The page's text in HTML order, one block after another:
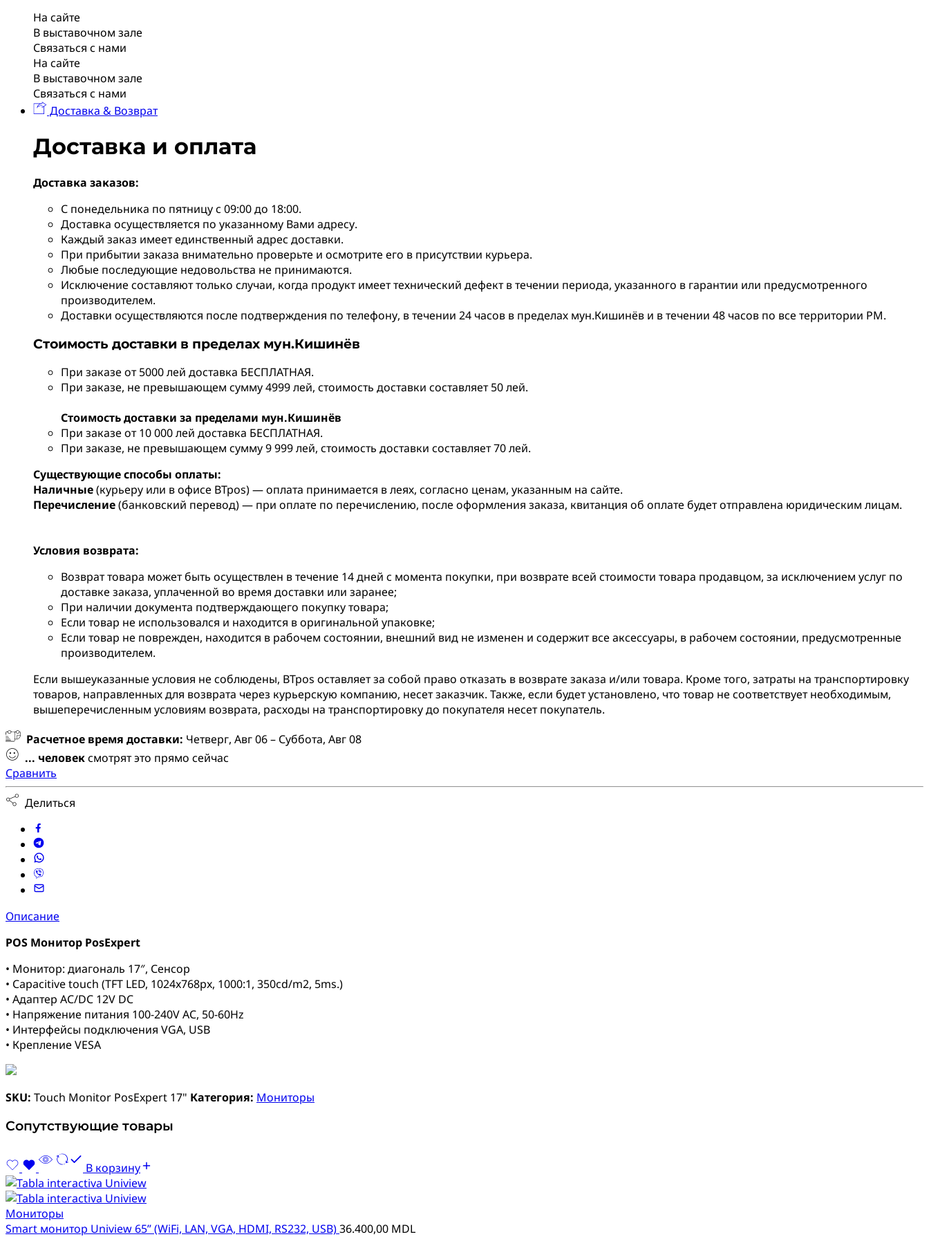
На сайте
В выставочном зале
Связаться с нами
На сайте
В выставочном зале
Связаться с нами
Доставка & Возврат
Доставка и оплата
Доставка заказов:
С понедельника по пятницу с 09:00 до 18:00.
Доставка осуществляется по указанному Вами адресу.
Каждый заказ имеет единственный адрес доставки.
При прибытии заказа внимательно проверьте и осмотрите его в присутствии курьера.
Любые последующие недовольства не принимаются.
Исключение составляют только случаи, когда продукт имеет технический дефект в течении периода, указанного в гарантии или предусмотренного
производителем.
Доставки осуществляются после подтверждения по телефону, в течении 24 часов в пределах мун.Кишинёв и в течении 48 часов по все территории РМ.
Стоимость доставки в пределах мун.Кишинёв
При заказе от 5000 лей доставка БЕСПЛАТНАЯ.
При заказе, не превышающем сумму 4999 лей, стоимость доставки составляет 50 лей.
Стоимость доставки за пределами мун.Кишинёв
При заказе от 10 000 лей доставка БЕСПЛАТНАЯ.
При заказе, не превышающем сумму 9 999 лей, стоимость доставки составляет 70 лей.
Существующие способы оплаты:
Наличные(курьеру или в офисе BTpos) — оплата принимается в леях, согласно ценам, указанным на сайте.
Перечисление(банковский перевод) — при оплате по перечислению, после оформления заказа, квитанция об оплате будет отправлена юридическим лицам.
Условия возврата:
Возврат товара может быть осуществлен в течение 14 дней с момента покупки, при возврате всей стоимости товара продавцом, за исключением услуг по
доставке заказа, уплаченной во время доставки или заранее;
При наличии документа подтверждающего покупку товара;
Если товар не использовался и находится в оригинальной упаковке;
Если товар не поврежден, находится в рабочем состоянии, внешний вид не изменен и содержит все аксессуары, в рабочем состоянии, предусмотренные
производителем.
Если вышеуказанные условия не соблюдены, BTpos оставляет за собой право отказать в возврате заказа и/или товара. Кроме того, затраты на транспортировку
товаров, направленных для возврата через курьерскую компанию, несет заказчик. Также, если будет установлено, что товар не соответствует необходимым,
вышеперечисленным условиям возврата, расходы на транспортировку до покупателя несет покупатель.
Расчетное время доставки: Четверг, Авг 06 – Суббота, Авг 08
... человексмотрят это прямо сейчас
Сравнить
Делиться
Описание
POS Монитор PosExpert
• Монитор: диагональ 17″, Сенсор
• Capacitive touch (TFT LED, 1024x768px, 1000:1, 350cd/m2, 5ms.)
• Адаптер AC/DC 12V DC
• Напряжение питания 100-240V AC, 50-60Hz
• Интерфейсы подключения VGA, USB
• Крепление VESA
SKU: Touch Monitor PosExpert 17" Категория: Мониторы
Сопутствующие товары
В корзину
Мониторы
Smart монитор Uniview 65” (WiFi, LAN, VGA, HDMI, RS232, USB)36.400,00 MDL